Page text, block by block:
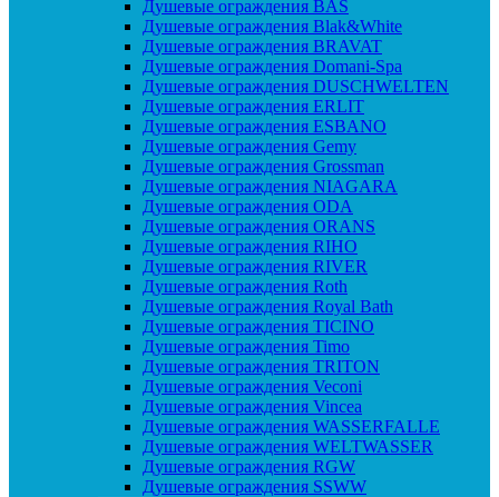
Душевые ограждения BAS
Душевые ограждения Blak&White
Душевые ограждения BRAVAT
Душевые ограждения Domani-Spa
Душевые ограждения DUSCHWELTEN
Душевые ограждения ERLIT
Душевые ограждения ESBANO
Душевые ограждения Gemy
Душевые ограждения Grossman
Душевые ограждения NIAGARA
Душевые ограждения ODA
Душевые ограждения ORANS
Душевые ограждения RIHO
Душевые ограждения RIVER
Душевые ограждения Roth
Душевые ограждения Royal Bath
Душевые ограждения TICINO
Душевые ограждения Timo
Душевые ограждения TRITON
Душевые ограждения Veconi
Душевые ограждения Vincea
Душевые ограждения WASSERFALLE
Душевые ограждения WELTWASSER
Душевые ограждения RGW
Душевые ограждения SSWW